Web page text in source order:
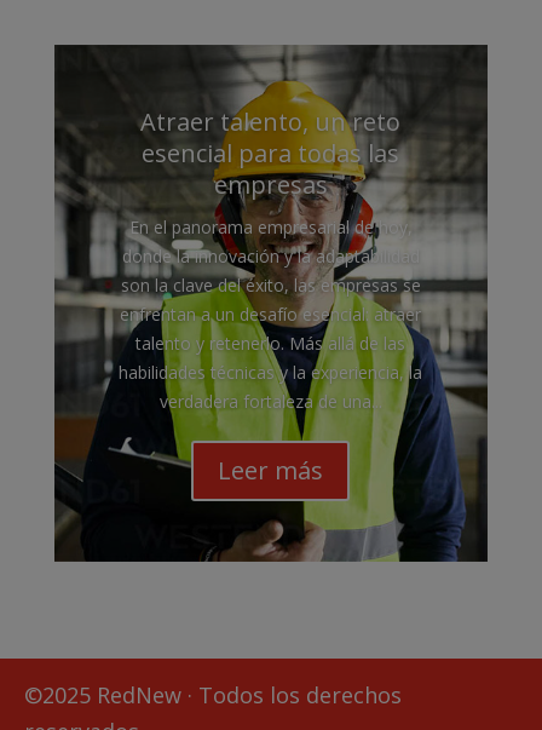
Atraer talento, un reto
esencial para todas las
empresas
En el panorama empresarial de hoy,
donde la innovación y la adaptabilidad
son la clave del éxito, las empresas se
enfrentan a un desafío esencial: atraer
talento y retenerlo. Más allá de las
habilidades técnicas y la experiencia, la
verdadera fortaleza de una...
Leer más
©2025 RedNew · Todos los derechos